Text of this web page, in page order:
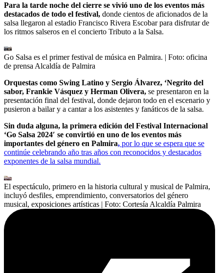
Para la tarde noche del cierre se vivió uno de los eventos más
destacados de todo el festival, donde cientos de aficionados de la
salsa llegaron al estadio Francisco Rivera Escobar para disfrutar de
los ritmos salseros en el concierto Tributo a la Salsa.
Go Salsa es el primer festival de música en Palmira. | Foto: oficina
de prensa Alcaldía de Palmira
Orquestas como Swing Latino y Sergio Álvarez, ‘Negrito del
sabor, Frankie Vásquez y Herman Olivera, se presentaron en la
presentación final del festival, donde dejaron todo en el escenario y
pusieron a bailar y a cantar a los asistentes y fanáticos de la salsa.
Sin duda alguna, la primera edición del Festival Internacional
‘Go Salsa 2024′ se convirtió en uno de los eventos más
importantes del género en Palmira, por lo que se espera que se
continúe celebrando año tras años con reconocidos y destacados
exponentes de la salsa mundial.
El espectáculo, primero en la historia cultural y musical de Palmira,
incluyó desfiles, emprendimiento, conversatorios del género
musical, exposiciones artísticas | Foto: Cortesía Alcaldía Palmira